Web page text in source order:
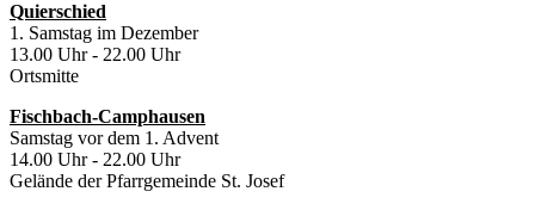
Quierschied
1. Samstag im Dezember
13.00 Uhr - 22.00 Uhr
Ortsmitte
Fischbach-Camphausen
Samstag vor dem 1. Advent
14.00 Uhr - 22.00 Uhr
Gelände der Pfarrgemeinde St. Josef